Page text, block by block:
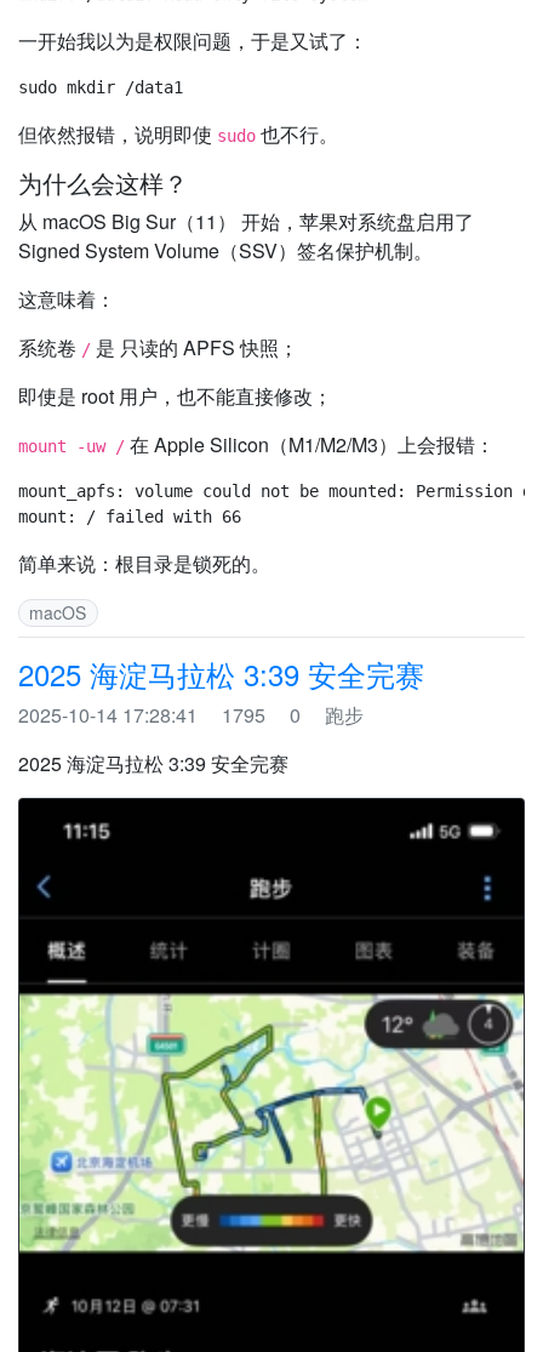
一开始我以为是权限问题，于是又试了：
但依然报错，说明即使 sudo 也不行。
为什么会这样？
从 macOS Big Sur（11） 开始，苹果对系统盘启用了
Signed System Volume（SSV）签名保护机制。
这意味着：
系统卷 / 是 只读的 APFS 快照；
即使是 root 用户，也不能直接修改；
mount -uw / 在 Apple Silicon（M1/M2/M3）上会报错：
mount_apfs: volume could not be mounted: Permission
简单来说：根目录是锁死的。
macOS
2025 海淀马拉松 3:39 安全完赛
2025-10-14 17:28:41 1795 0
跑步
2025 海淀马拉松 3:39 安全完赛